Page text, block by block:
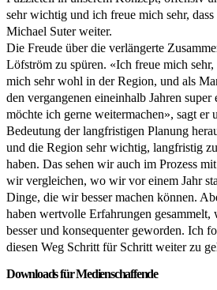
sehr wichtig und ich freue mich sehr,
Michael Suter weiter.
Die Freude über die verlängerte
Löfström zu spüren. «Ich freue mich
mich sehr wohl in der Region, und als
den vergangenen eineinhalb Jahren
möchte ich gerne weitermachen», sagt er
Bedeutung der langfristigen Planung
und die Region sehr wichtig, langfristig
haben. Das sehen wir auch im Prozess
wir vergleichen, wo wir vor einem Jahr
Dinge, die wir besser machen können.
haben wertvolle Erfahrungen gesammelt,
besser und konsequenter geworden. Ich
diesen Weg Schritt für Schritt weiter zu
Downloads für Medienschaffende